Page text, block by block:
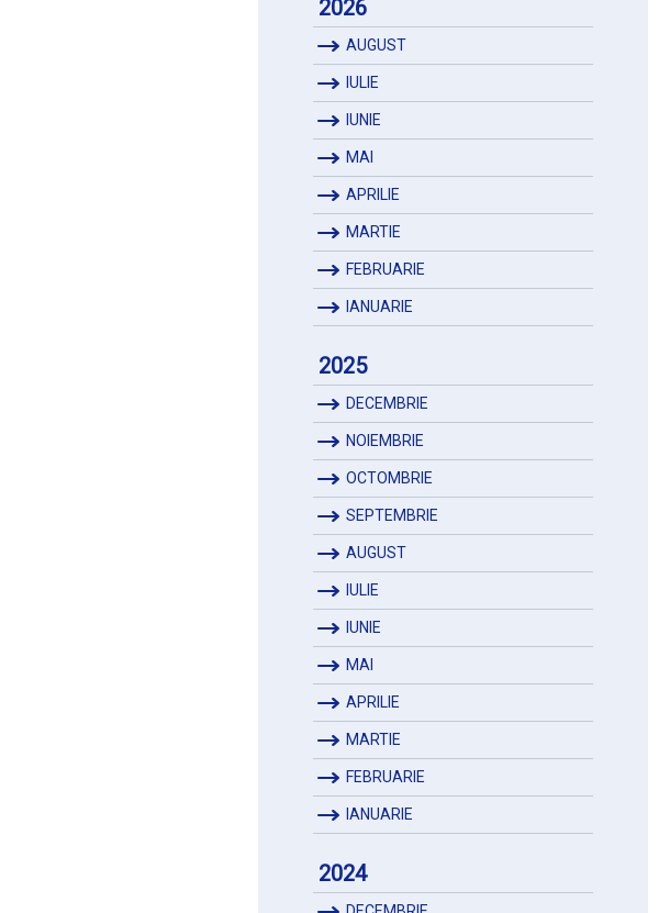
2026
AUGUST
IULIE
IUNIE
MAI
APRILIE
MARTIE
FEBRUARIE
IANUARIE
2025
DECEMBRIE
NOIEMBRIE
OCTOMBRIE
SEPTEMBRIE
AUGUST
IULIE
IUNIE
MAI
APRILIE
MARTIE
FEBRUARIE
IANUARIE
2024